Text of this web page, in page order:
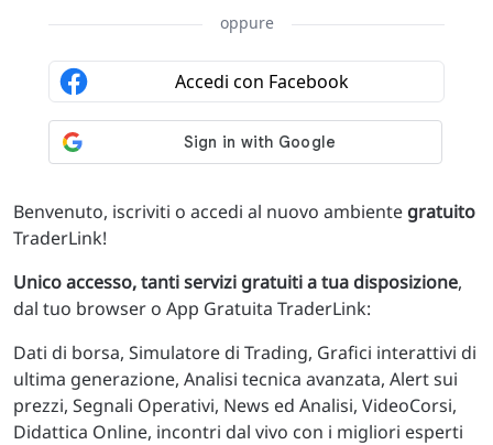
Benvenuto, iscriviti o accedi al nuovo ambiente gratuito
TraderLink!
Unico accesso, tanti servizi gratuiti a tua disposizione,
dal tuo browser o App Gratuita TraderLink:
Dati di borsa, Simulatore di Trading, Grafici interattivi di
ultima generazione, Analisi tecnica avanzata, Alert sui
prezzi, Segnali Operativi, News ed Analisi, VideoCorsi,
Didattica Online, incontri dal vivo con i migliori esperti